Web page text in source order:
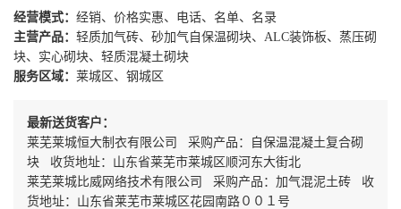
经营模式： 经销、价格实惠、电话、名单、名录
主营产品： 轻质加气砖、砂加气自保温砌块、ALC装饰板、蒸压砌
块、实心砌块、轻质混凝土砌块
服务区域： 莱城区、钢城区
最新送货客户：
莱芜莱城恒大制衣有限公司 采购产品：自保温混凝土复合砌
块 收货地址：山东省莱芜市莱城区顺河东大街北
莱芜莱城比威网络技术有限公司 采购产品：加气混泥土砖 收
货地址：山东省莱芜市莱城区花园南路００１号